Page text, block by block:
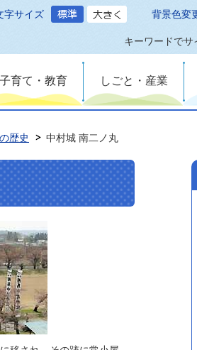
字サイズ 背景色変
キーワードでサ
子育て・教育 しごと・産業
歴史 中村城 南二ノ丸